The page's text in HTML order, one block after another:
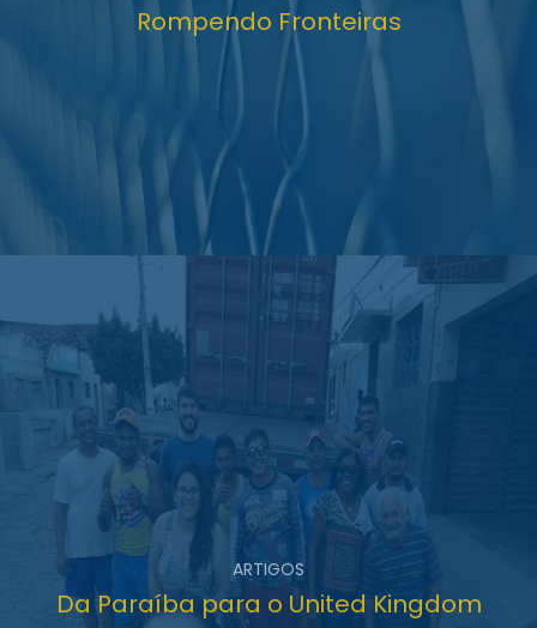
Rompendo Fronteiras
ARTIGOS
Da Paraíba para o United Kingdom